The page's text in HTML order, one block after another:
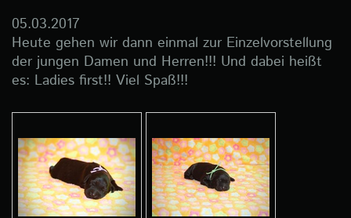
05.03.2017
Heute gehen wir dann einmal zur Einzelvorstellung
der jungen Damen und Herren!!! Und dabei heißt
es: Ladies first!! Viel Spaß!!!